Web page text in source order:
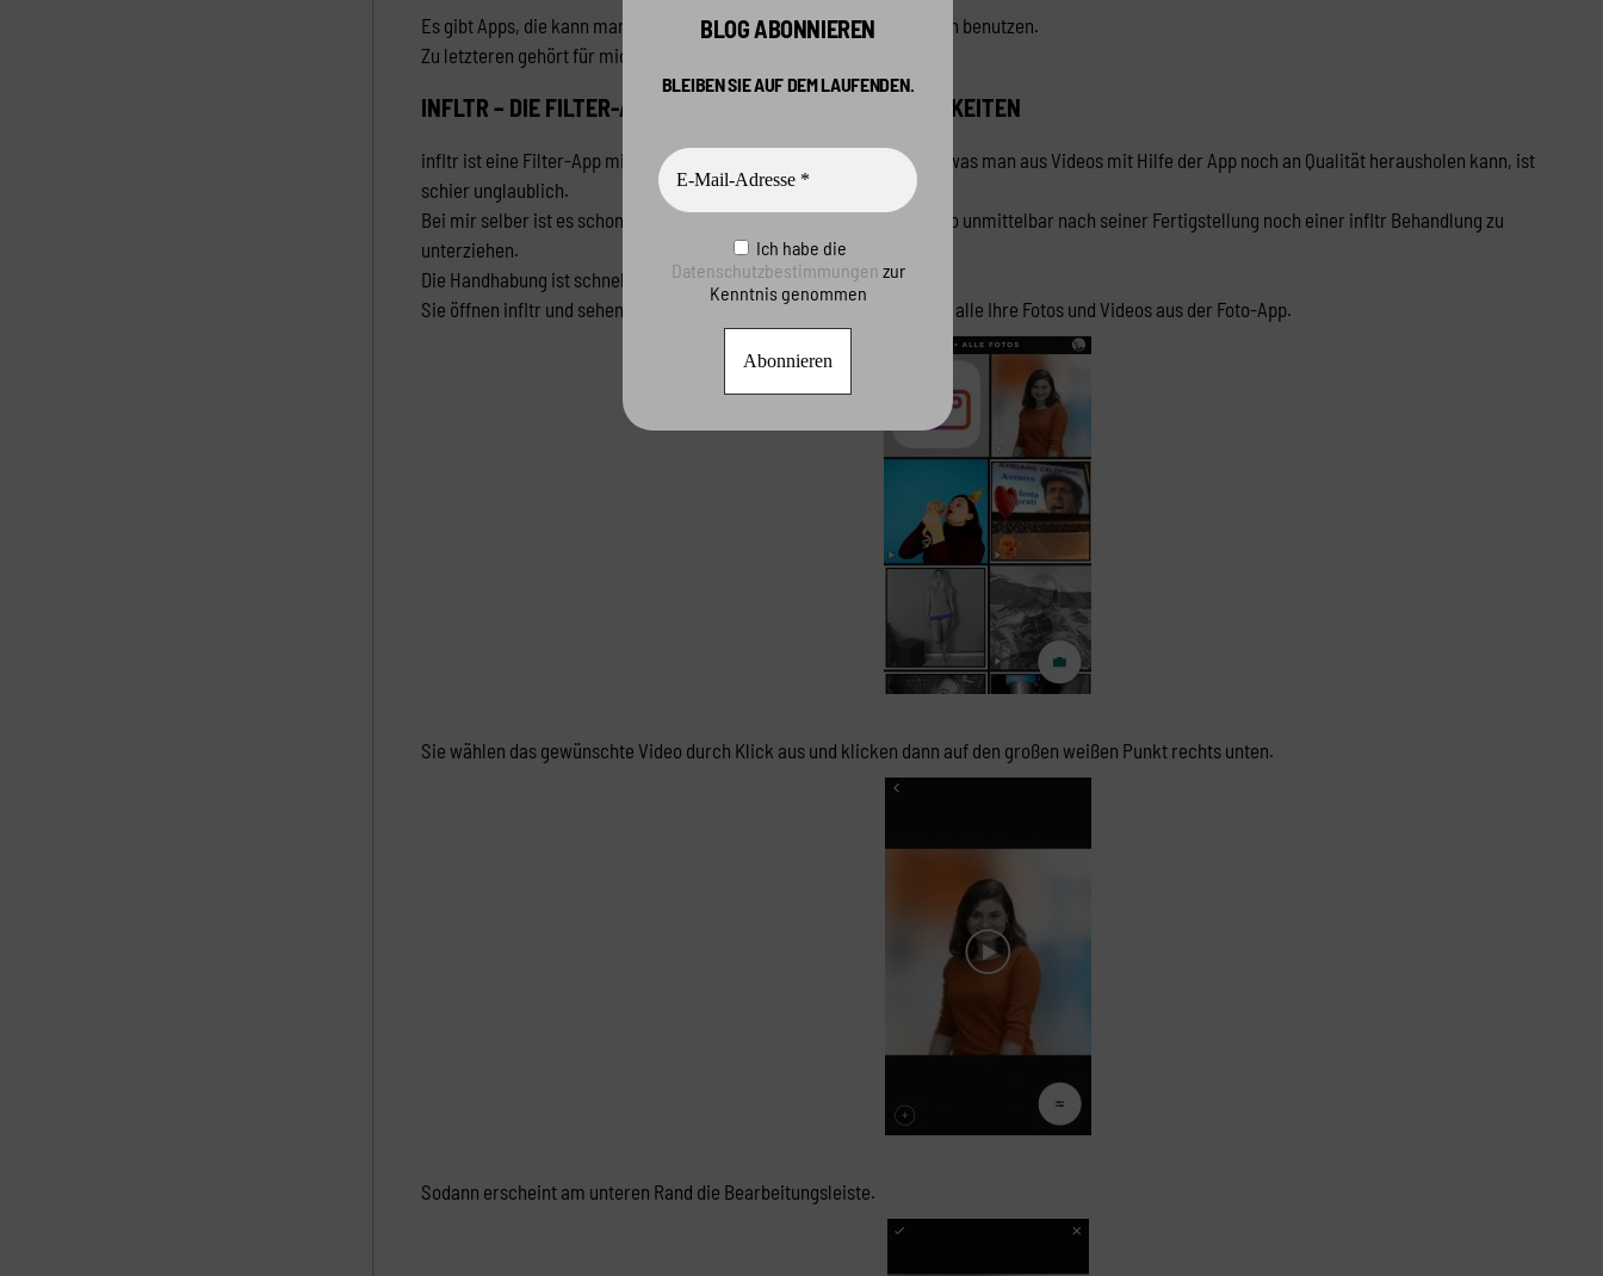
Es gibt Apps, die kann man benutzen – und es gibt Apps, die muss man benutzen.
Zu letzteren gehört für mich
INFLTR – DIE FILTER-APP MIT UNBEGRENZTEN MÖGLICHKEITEN
infltr ist eine Filter-App mit unbegrenzten Filtermöglichkeiten – und was man aus Videos mit Hilfe der App noch an Qualität herausholen kann, ist
schier unglaublich.
Bei mir selber ist es schon fast ein automatisierter Vorgang, ein Video unmittelbar nach seiner Fertigstellung noch einer infltr Behandlung zu
unterziehen.
Die Handhabung ist schnell und einfach:
Sie öffnen infltr und sehen dort in übersichtlicher großer Kachelform alle Ihre Fotos und Videos aus der Foto-App.
Sie wählen das gewünschte Video durch Klick aus und klicken dann auf den großen weißen Punkt rechts unten.
Sodann erscheint am unteren Rand die Bearbeitungsleiste.
BLOG ABONNIEREN
BLEIBEN SIE AUF DEM LAUFENDEN.
Ich habe die
Datenschutzbestimmungen zur
Kenntnis genommen